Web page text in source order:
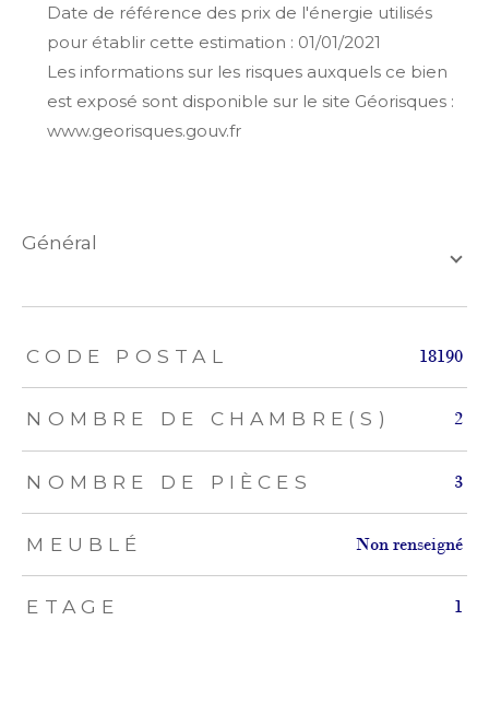
Date de référence des prix de l'énergie utilisés
pour établir cette estimation : 01/01/2021
Les informations sur les risques auxquels ce bien
est exposé sont disponible sur le site Géorisques :
www.georisques.gouv.fr
général
TRAD_ZEPHYR_Caracteristique TRAD_ZEPHYR_Valeurs
CODE POSTAL 18190
NOMBRE DE CHAMBRE(S) 2
NOMBRE DE PIÈCES 3
MEUBLÉ Non renseigné
ETAGE 1